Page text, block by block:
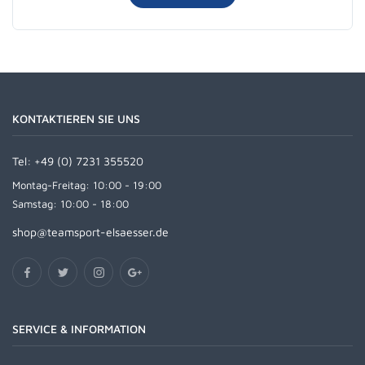
KONTAKTIEREN SIE UNS
Tel: +49 (0) 7231 355520
Montag-Freitag: 10:00 - 19:00
Samstag: 10:00 - 18:00
shop@teamsport-elsaesser.de
SERVICE & INFORMATION